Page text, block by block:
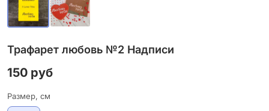
Трафарет любовь №2 Надписи
150 руб
Размер, см